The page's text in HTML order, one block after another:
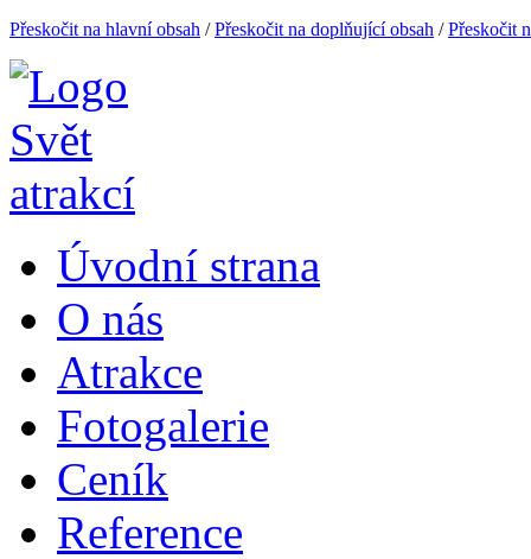
Přeskočit na hlavní obsah /Přeskočit na doplňující obsah /Přeskočit
Úvodní strana
O nás
Atrakce
Fotogalerie
Ceník
Reference